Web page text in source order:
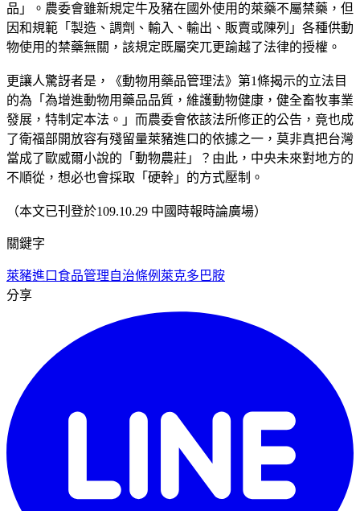
品」。農委會雖新規定牛及豬在國外使用的萊藥不屬禁藥，但
因和規範「製造、調劑、輸入、輸出、販賣或陳列」各種供動
物使用的禁藥無關，該規定既屬突兀更踰越了法律的授權。
更讓人驚訝者是，《動物用藥品管理法》第1條揭示的立法目
的為「為增進動物用藥品品質，維護動物健康，健全畜牧事業
發展，特制定本法。」而農委會依該法所修正的公告，竟也成
了衛福部開放容有殘留量萊豬進口的依據之一，莫非真把台灣
當成了歐威爾小說的「動物農莊」？由此，中央未來對地方的
不順從，想必也會採取「硬幹」的方式壓制。
（本文已刊登於109.10.29 中國時報時論廣場）
關鍵字
萊豬進口 食品管理自治條例 萊克多巴胺
分享